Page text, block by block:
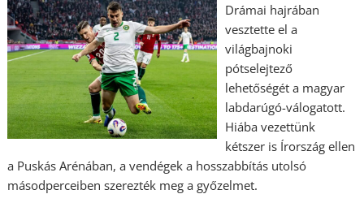
Drámai hajrában
vesztette el a
világbajnoki
pótselejtező
lehetőségét a magyar
labdarúgó-válogatott.
Hiába vezettünk
kétszer is Írország ellen
a Puskás Arénában, a vendégek a hosszabbítás utolsó
másodperceiben szerezték meg a győzelmet.